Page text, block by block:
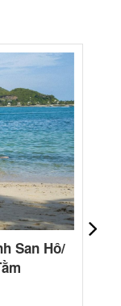
San Hô/